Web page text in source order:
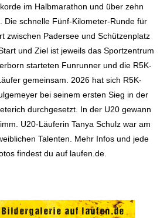
im Halbmarathon und über zehn
Die schnelle Fünf-Kilometer-Runde für
zwischen Padersee und Schützenplatz
und Ziel ist jeweils das Sportzentrum
starteten Funrunner und die R5K-
gemeinsam. 2026 hat sich R5K-
bei seinem ersten Sieg in der
durchgesetzt. In der U20 gewann
U20-Läuferin Tanya Schulz war am
Talenten. Mehr Infos und jede
findest du auf laufen.de.
auf laufen.de